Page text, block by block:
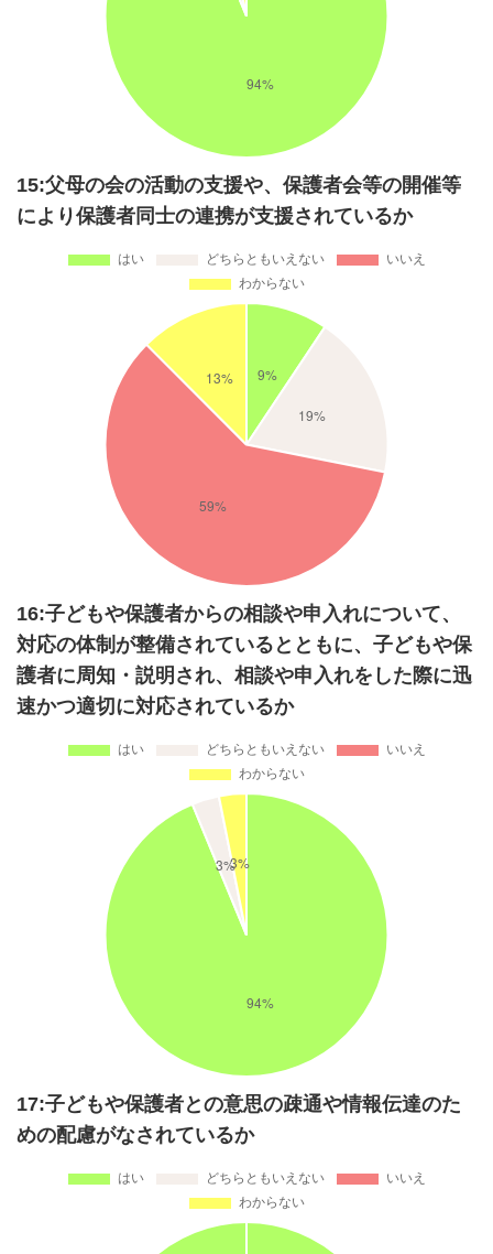
15:父母の会の活動の支援や、保護者会等の開催等
により保護者同士の連携が支援されているか
16:子どもや保護者からの相談や申入れについて、
対応の体制が整備されているとともに、子どもや保
護者に周知・説明され、相談や申入れをした際に迅
速かつ適切に対応されているか
17:子どもや保護者との意思の疎通や情報伝達のた
めの配慮がなされているか